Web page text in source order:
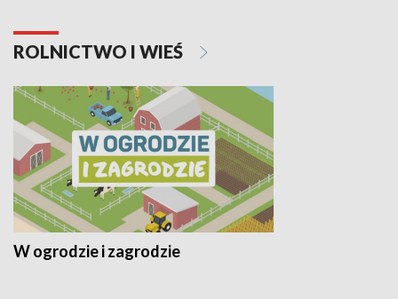
ROLNICTWO I WIEŚ
W ogrodzie i zagrodzie